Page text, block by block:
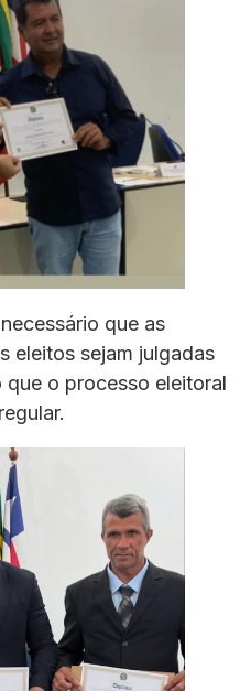
que as
eleitos sejam julgadas
o processo eleitoral